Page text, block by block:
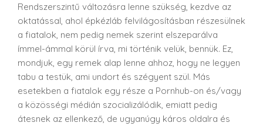
Rendszerszintű változásra lenne szükség, kezdve az
oktatással, ahol épkézláb felvilágosításban részesülnek
a fiatalok, nem pedig nemek szerint elszeparálva
ímmel-ámmal körül írva, mi történik velük, bennük. Ez,
mondjuk, egy remek alap lenne ahhoz, hogy ne legyen
tabu a testük, ami undort és szégyent szül. Más
esetekben a fiatalok egy része a Pornhub-on és/vagy
a közösségi médián szocializálódik, emiatt pedig
átesnek az ellenkező, de ugyanúgy káros oldalra és